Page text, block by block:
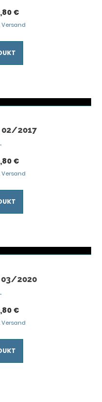
€
Versand
02/2017
€
Versand
03/2020
€
Versand